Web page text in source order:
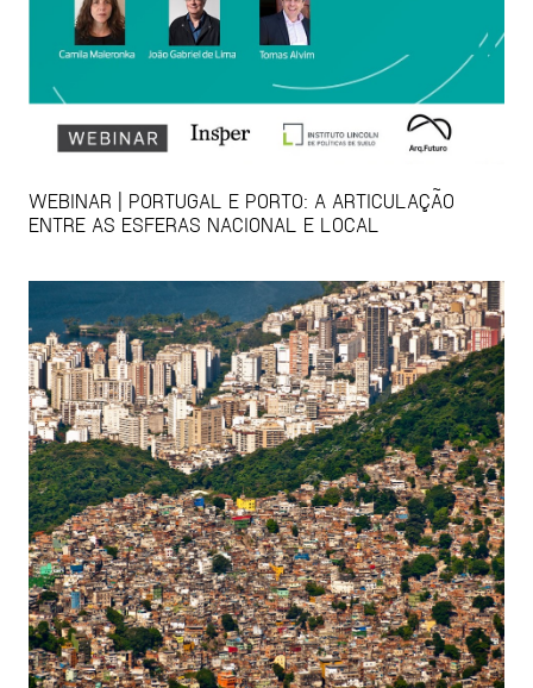
WEBINAR | PORTUGAL E PORTO: A ARTICULAÇÃO
ENTRE AS ESFERAS NACIONAL E LOCAL